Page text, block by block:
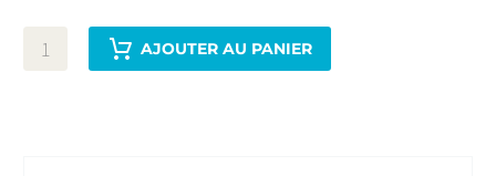
AJOUTER AU PANIER